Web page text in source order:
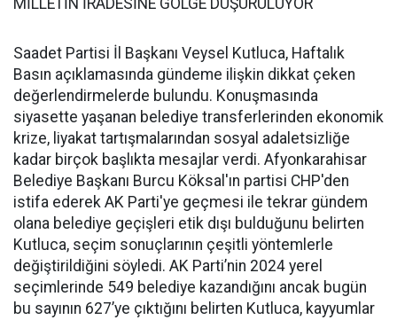
MİLLETİN İRADESİNE GÖLGE DÜŞÜRÜLÜYOR
Saadet Partisi İl Başkanı Veysel Kutluca, Haftalık
Basın açıklamasında gündeme ilişkin dikkat çeken
değerlendirmelerde bulundu. Konuşmasında
siyasette yaşanan belediye transferlerinden ekonomik
krize, liyakat tartışmalarından sosyal adaletsizliğe
kadar birçok başlıkta mesajlar verdi. Afyonkarahisar
Belediye Başkanı Burcu Köksal'ın partisi CHP'den
istifa ederek AK Parti'ye geçmesi ile tekrar gündem
olana belediye geçişleri etik dışı bulduğunu belirten
Kutluca, seçim sonuçlarının çeşitli yöntemlerle
değiştirildiğini söyledi. AK Parti’nin 2024 yerel
seçimlerinde 549 belediye kazandığını ancak bugün
bu sayının 627’ye çıktığını belirten Kutluca, kayyumlar